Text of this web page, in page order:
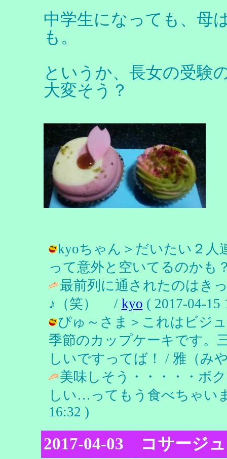
中学生になっても、母
も。
というか、長女の受験
大変そう？
kyoちゃん＞だいたい２人
って意外と空いてるのかも
最前列に通されたのはき
♪（笑） / kyo ( 2017-04-15
ぴゅ～さま＞これはビジ
季節のカップケーキです。
しいですってば！ / 雅（み
美味しそう・・・・・ボ
しい…ってもう食べちゃい
16:32 )
2017-04-03 コサージュ